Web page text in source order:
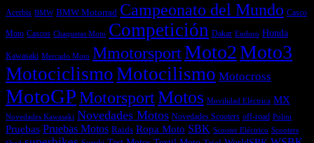
Acerbis BMW BMW Motorrad Campeonato del Mundo Casco
Moto Cascos Chaquetas Moto Competición Dakar Enduro Honda
Kawasaki Mercado Moto MmotorsportMoto2Moto3
MotociclismoMotocilismo Motocross
MotoGPMotorsportMotos Movilidad Eléctrica MX
Novedades Kawasaki Novedades Motos Novedades Scooters off-road Polini
Pruebas Pruebas Motos Raids Ropa Moto SBK Scooter Eléctrico Scooters